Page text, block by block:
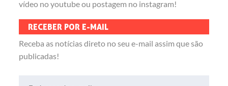
vídeo no youtube ou postagem no instagram!
RECEBER POR E-MAIL
Receba as notícias direto no seu e-mail assim que são
publicadas!